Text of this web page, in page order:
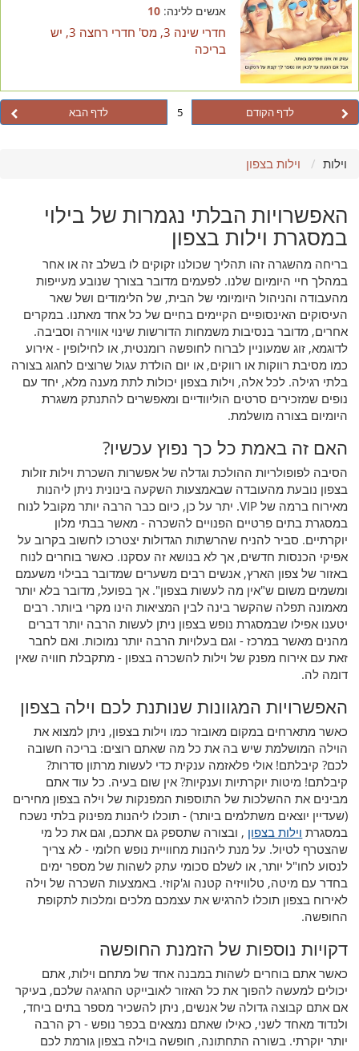
אנשים ללינה:10
חדרי שינה 3, מס' חדרי רחצה 3, יש
בריכה
לדף הקודם 5 לדף הבא
וילות וילות בצפון
האפשרויות הבלתי נגמרות של בילוי
במסגרת וילות בצפון
בריחה מהשגרה זהו תהליך שכולנו זקוקים לו בשלב זה או אחר
במהלך חיי היומיום שלנו. לפעמים מדובר בצורך שנובע מעייפות
מהעבודה והניהול היומיומי של הבית, של הלימודים ושל שאר
העיסוקים האינסופיים הקיימים בחיים של כל אחד מאתנו. במקרים
אחרים, מדובר בנסיבות משמחות הדורשות שינוי אווירה וסביבה.
לדוגמא, זוג שמעוניין לברוח לחופשה רומנטית, או לחילופין - אירוע
כמו מסיבת רווקות או רווקים, או יום הולדת עגול שרוצים לחגוג בצורה
בלתי רגילה. לכל אלה, וילות בצפון יכולות לתת מענה מלא, יחד עם
נופים שמזכירים סרטים הוליוודיים ומאפשרים להתנתק משגרת
היומיום בצורה מושלמת.
האם זה באמת כל כך נפוץ עכשיו?
הסיבה לפופולריות ההולכת וגדלה של אפשרות השכרת וילות זולות
בצפון נובעת מהעובדה שבאמצעות השקעה בינונית ניתן ליהנות
מאירוח ברמה של VIP. יתר על כן, כיום כבר הרבה יותר מקובל לנוח
במסגרת בתים פרטיים הפנויים להשכרה - מאשר בבתי מלון
יוקרתיים. סביר להניח שהרשתות הגדולות יצטרכו לחשוב בקרוב על
אפיקי הכנסות חדשים, אך לא בנושא זה עסקנו. כאשר בוחרים לנוח
באזור של צפון הארץ, אנשים רבים משערים שמדובר בבילוי משעמם
ומשמים משום ש"אין מה לעשות בצפון". אך בפועל, מדובר בלא יותר
מאמונה תפלה שהקשר בינה לבין המציאות הינו מקרי ביותר. רבים
יטענו אפילו שבמסגרת נופש בצפון ניתן לעשות הרבה יותר דברים
מהנים מאשר במרכז - וגם בעלויות הרבה יותר נמוכות. ואם לחבר
זאת עם אירוח מפנק של וילות להשכרה בצפון - מתקבלת חוויה שאין
דומה לה.
האפשרויות המגוונות שנותנת לכם וילה בצפון
כאשר מתארחים במקום מאובזר כמו וילות בצפון, ניתן למצוא את
הוילה המושלמת שיש בה את כל מה שאתם רוצים: בריכה חשובה
לכם? קיבלתם! אולי פלאזמה ענקית כדי לעשות מרתון סדרות?
קיבלתם! מיטות יוקרתיות וענקיות? אין שום בעיה. כל עוד אתם
מבינים את ההשלכות של התוספות המפנקות של וילה בצפון מחירים
(שעדיין יוצאים משתלמים ביותר) - תוכלו ליהנות מפינוק בלתי נשכח
במסגרת וילות בצפון , ובצורה שתספק גם אתכם, וגם את כל מי
שהצטרף לטיול. על מנת ליהנות מחוויית נופש חלומי - לא צריך
לנסוע לחו"ל יותר, או לשלם סכומי עתק לשהות של מספר ימים
בחדר עם מיטה, טלוויזיה קטנה וג'קוזי. באמצעות השכרה של וילה
לאירוח בצפון תוכלו להרגיש את עצמכם מלכים ומלכות לתקופת
החופשה.
דקויות נוספות של הזמנת החופשה
כאשר אתם בוחרים לשהות במבנה אחד של מתחם וילות, אתם
יכולים למעשה להפוך את כל האזור לאובייקט החגיגה שלכם, בעיקר
אם אתם קבוצה גדולה של אנשים, ניתן להשכיר מספר בתים ביחד,
ולנדוד מאחד לשני, כאילו שאתם נמצאים בכפר נופש - רק הרבה
יותר יוקרתי. בשורה התחתונה, חופשה בוילה בצפון גורמת לכם